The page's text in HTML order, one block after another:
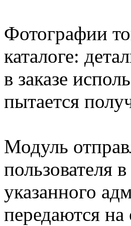
Фотографии
каталоге:
в заказе
пытается
Модуль
пользователя
указанного
передаются на